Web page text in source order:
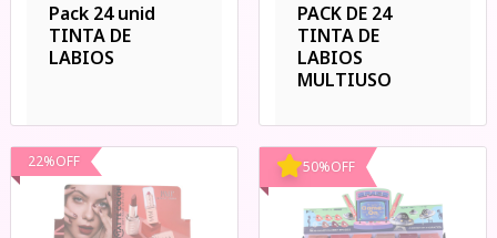
Pack 24 unid
TINTA DE
LABIOS
PACK DE 24
TINTA DE
LABIOS
MULTIUSO
22%OFF 50%OFF